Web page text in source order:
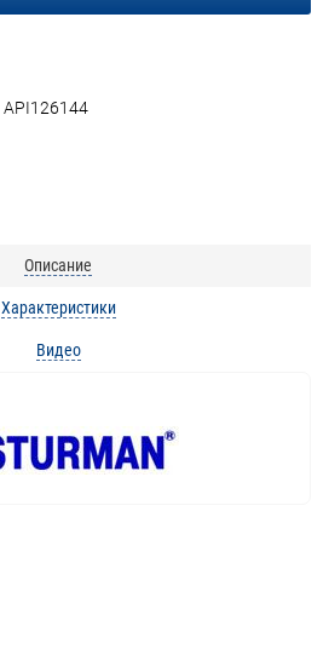
API126144
Описание
Характеристики
Видео